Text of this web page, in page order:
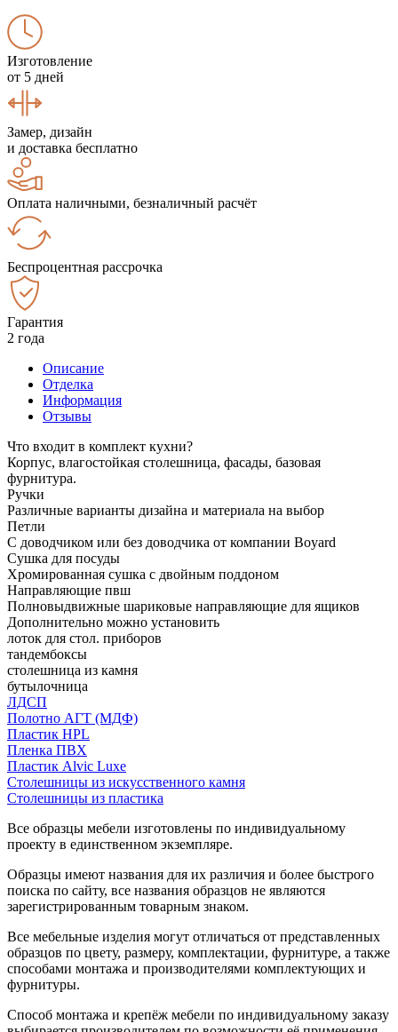
Изготовление
от 5 дней
Замер, дизайн
и доставка бесплатно
Оплата наличными, безналичный расчёт
Беспроцентная рассрочка
Гарантия
2 года
Описание
Отделка
Информация
Отзывы
Что входит в комплект кухни?
Корпус, влагостойкая столешница, фасады, базовая
фурнитура.
Ручки
Различные варианты дизайна и материала на выбор
Петли
С доводчиком или без доводчика от компании Boyard
Сушка для посуды
Хромированная сушка с двойным поддоном
Направляющие пвш
Полновыдвижные шариковые направляющие для ящиков
Дополнительно можно установить
лоток для стол. приборов
тандембоксы
столешница из камня
бутылочница
ЛДСП
Полотно АГТ (МДФ)
Пластик HPL
Пленка ПВХ
Пластик Alvic Luxe
Столешницы из искусственного камня
Столешницы из пластика
Все образцы мебели изготовлены по индивидуальному
проекту в единственном экземпляре.
Образцы имеют названия для их различия и более быстрого
поиска по сайту, все названия образцов не являются
зарегистрированным товарным знаком.
Все мебельные изделия могут отличаться от представленных
образцов по цвету, размеру, комплектации, фурнитуре, а также
способами монтажа и производителями комплектующих и
фурнитуры.
Способ монтажа и крепёж мебели по индивидуальному заказу